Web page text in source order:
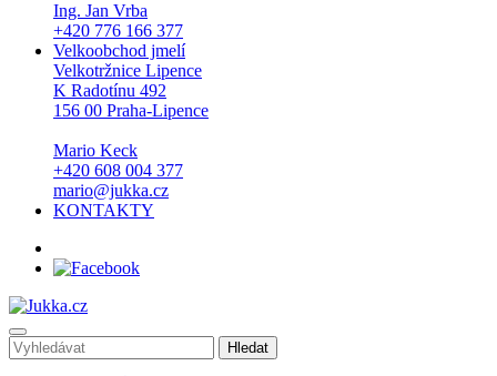
Ing. Jan Vrba
+420 776 166 377
Velkoobchod jmelí
Velkotržnice Lipence
K Radotínu 492
156 00 Praha-Lipence
Mario Keck
+420 608 004 377
mario@jukka.cz
KONTAKTY